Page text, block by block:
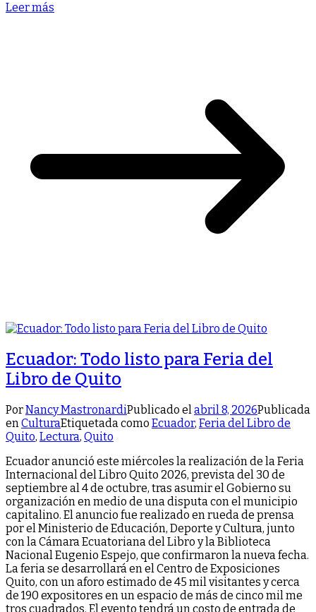
Leer más
Ecuador: Todo listo para Feria del
Libro de Quito
PorNancy MastronardiPublicado elabril 8, 2026Publicada
enCulturaEtiquetada como Ecuador, Feria del Libro de
Quito, Lectura, Quito
Ecuador anunció este miércoles la realización de la Feria
Internacional del Libro Quito 2026, prevista del 30 de
septiembre al 4 de octubre, tras asumir el Gobierno su
organización en medio de una disputa con el municipio
capitalino. El anuncio fue realizado en rueda de prensa
por el Ministerio de Educación, Deporte y Cultura, junto
con la Cámara Ecuatoriana del Libro y la Biblioteca
Nacional Eugenio Espejo, que confirmaron la nueva fecha.
La feria se desarrollará en el Centro de Exposiciones
Quito, con un aforo estimado de 45 mil visitantes y cerca
de 190 expositores en un espacio de más de cinco mil me
tros cuadrados. El evento tendrá un costo de entrada de